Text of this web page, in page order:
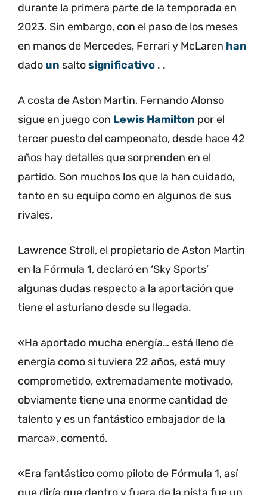
durante la primera parte de la temporada en
2023. Sin embargo, con el paso de los meses
en manos de Mercedes, Ferrari y McLaren han
dado un saltosignificativo . .
A costa de Aston Martin, Fernando Alonso
sigue en juego con Lewis Hamilton por el
tercer puesto del campeonato, desde hace 42
años hay detalles que sorprenden en el
partido. Son muchos los que la han cuidado,
tanto en su equipo como en algunos de sus
rivales.
Lawrence Stroll, el propietario de Aston Martin
en la Fórmula 1, declaró en ‘Sky Sports’
algunas dudas respecto a la aportación que
tiene el asturiano desde su llegada.
«Ha aportado mucha energía… está lleno de
energía como si tuviera 22 años, está muy
comprometido, extremadamente motivado,
obviamente tiene una enorme cantidad de
talento y es un fantástico embajador de la
marca», comentó.
«Era fantástico como piloto de Fórmula 1, así